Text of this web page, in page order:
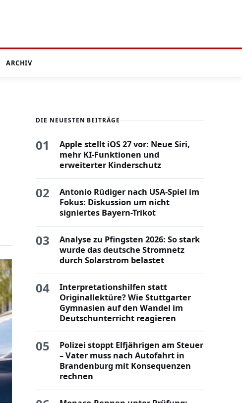
ARCHIV
DIE NEUESTEN BEITRÄGE
01
Apple stellt iOS 27 vor: Neue Siri,
mehr KI-Funktionen und
erweiterter Kinderschutz
02
Antonio Rüdiger nach USA-Spiel im
Fokus: Diskussion um nicht
signiertes Bayern-Trikot
03
Analyse zu Pfingsten 2026: So stark
wurde das deutsche Stromnetz
durch Solarstrom belastet
04
Interpretationshilfen statt
Originallektüre? Wie Stuttgarter
Gymnasien auf den Wandel im
Deutschunterricht reagieren
05
Polizei stoppt Elfjährigen am Steuer
– Vater muss nach Autofahrt in
Brandenburg mit Konsequenzen
rechnen